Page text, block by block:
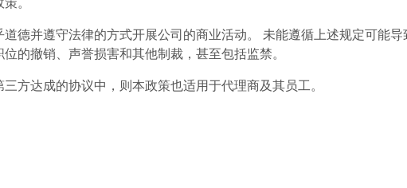
德并遵守法律的方式开展公司的商业活动。 未能遵循上述规定可能
的撤销、声誉损害和其他制裁，甚至包括监禁。
方达成的协议中，则本政策也适用于代理商及其员工。